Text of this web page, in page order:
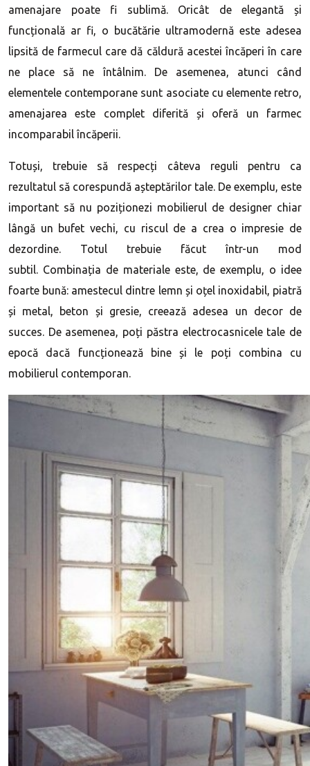
amenajare poate fi sublimă. Oricât de elegantă și
funcțională ar fi, o bucătărie ultramodernă este adesea
lipsită de farmecul care dă căldură acestei încăperi în care
ne place să ne întâlnim. De asemenea, atunci când
elementele contemporane sunt asociate cu elemente retro,
amenajarea este complet diferită și oferă un farmec
incomparabil încăperii.
Totuși, trebuie să respecți câteva reguli pentru ca
rezultatul să corespundă așteptărilor tale. De exemplu, este
important să nu poziționezi mobilierul de designer chiar
lângă un bufet vechi, cu riscul de a crea o impresie de
dezordine. Totul trebuie făcut într-un mod
subtil. Combinația de materiale este, de exemplu, o idee
foarte bună: amestecul dintre lemn și oțel inoxidabil, piatră
și metal, beton și gresie, creează adesea un decor de
succes. De asemenea, poți păstra electrocasnicele tale de
epocă dacă funcționează bine și le poți combina cu
mobilierul contemporan.